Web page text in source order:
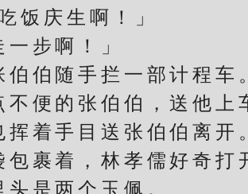
饭庆生啊！」
步啊！」
伯随手拦一部计程车
便的张伯伯，送他上
着手目送张伯伯离开
着，林孝儒好奇打
是两个玉佩。